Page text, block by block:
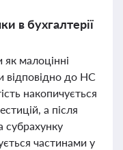
в бухгалтерії
як малоцінні
відповідно до НС
накопичується
а після
субрахунку
частинами у